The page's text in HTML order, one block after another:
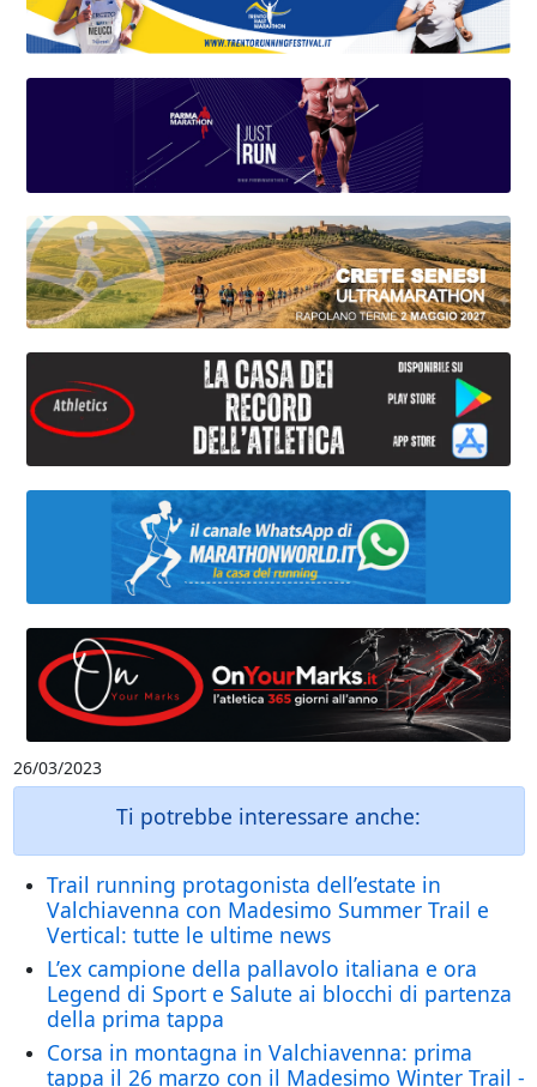
26/03/2023
Ti potrebbe interessare anche:
Trail running protagonista dell’estate in
Valchiavenna con Madesimo Summer Trail e
Vertical: tutte le ultime news
L’ex campione della pallavolo italiana e ora
Legend di Sport e Salute ai blocchi di partenza
della prima tappa
Corsa in montagna in Valchiavenna: prima
tappa il 26 marzo con il Madesimo Winter Trail -